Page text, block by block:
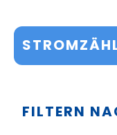
FILTERN